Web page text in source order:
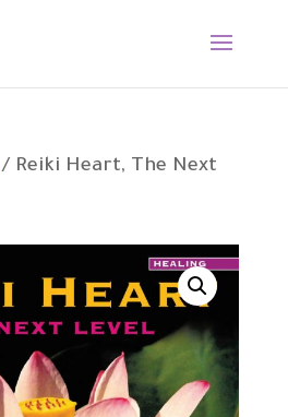
/ Reiki Heart, The Next